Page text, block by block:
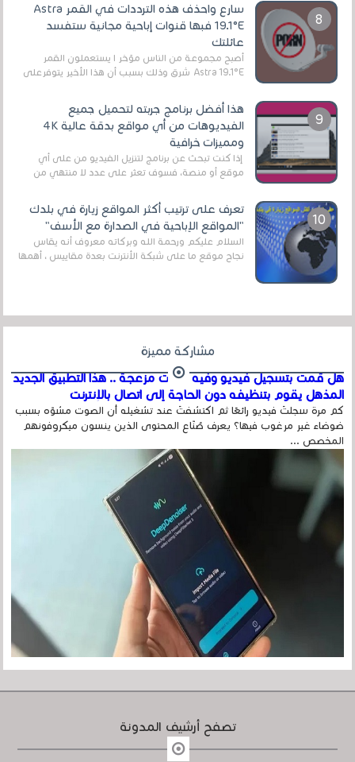
سارع واحذف هذه الترددات في القمر Astra
19.1°E فبها قنوات إباحية مجانية ستفسد
عائلتك
أصبح مجموعة من الناس مؤخر ا يستعملون القمر
Astra 19.1°E شرق وذلك بسبب أن هذا الأخير يتوفرعلى
هذا أفضل برنامج جربته لتحميل جميع
الفيديوهات من أي مواقع بدقة عالية 4K
ومميزات خرافية
إذا كنت تبحث عن برنامج لتنزيل الفيديو من على أي
موقع أو منصة، فسوف تعثر على عدد لا منتهي من
تعرف على ترتيب أكثر المواقع زيارة في بلدك
"المواقع الإباحية في الصدارة مع الأسف"
السلام عليكم ورحمة الله وبركاته معروف أنه يقاس
نجاح موقع ما على شبكة الأنترنت بعدة مقاييس ، أهمها
مشاركة مميزة
هل قمت بتسجيل فيديو وفيه أصوت مزعجة .. هذا التطبيق الجديد
المذهل يقوم بتنظيفه دون الحاجة إلى اتصال بالإنترنت
كم مرة سجلتَ فيديو رائعًا ثم اكتشفتَ عند تشغيله أن الصوت مشوّه بسبب
ضوضاء غير مرغوب فيها؟ يعرف صُنّاع المحتوى الذين ينسون ميكروفونهم
المخصص ...
تصفح أرشيف المدونة